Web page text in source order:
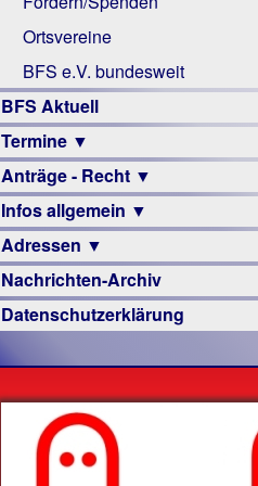
Links
Ortsvereine
BFS e.V. bundesweit
BFS Aktuell
Termine ▼
Veranstaltungsprogramme
Anträge - Recht ▼
Archiv
Urteile
Infos allgemein ▼
Sehbehinderung
Frühförderung
Schule
–
Beruf
Senioren
Hilfsmittel
Adressen ▼
Augenoptiker
Berufsbildungswerke
Hörbüchereien
Reha-
Nachrichten-Archiv
Datenschutzerklärung